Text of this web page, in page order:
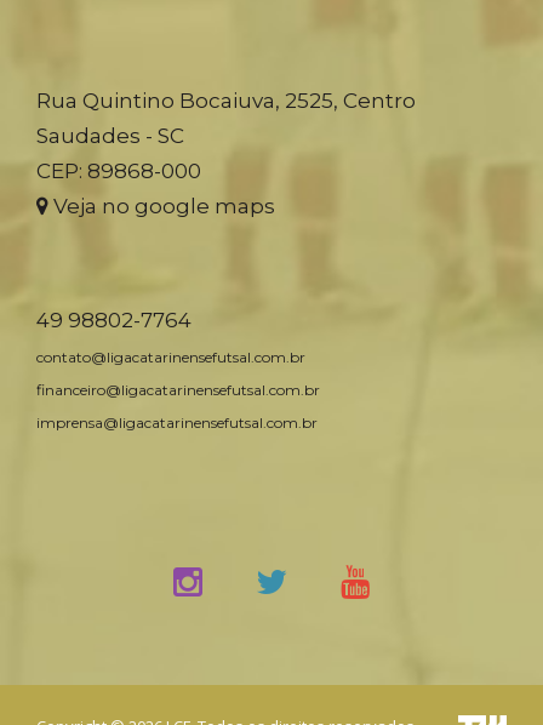
Rua Quintino Bocaiuva, 2525, Centro
Saudades - SC
CEP: 89868-000
Veja no google maps
49 98802-7764
contato@ligacatarinensefutsal.com.br
financeiro@ligacatarinensefutsal.com.br
imprensa@ligacatarinensefutsal.com.br